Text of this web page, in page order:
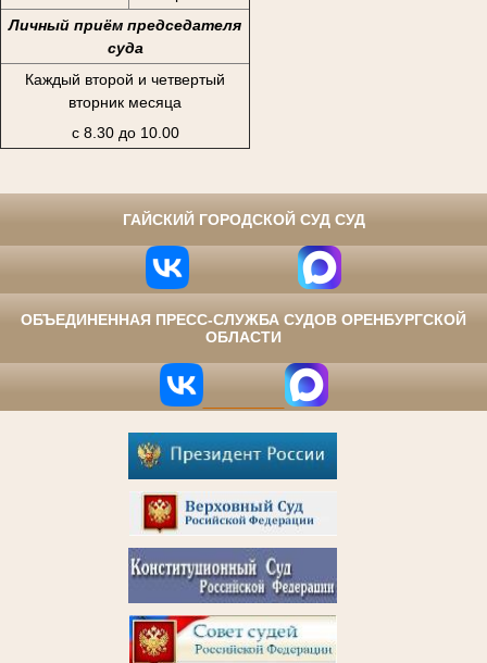
Личный приём председателя
суда
Каждый второй и четвертый
вторник месяца
с 8.30 до 10.00
ГАЙСКИЙ ГОРОДСКОЙ СУД СУД
ОБЪЕДИНЕННАЯ ПРЕСС-СЛУЖБА СУДОВ ОРЕНБУРГСКОЙ
ОБЛАСТИ